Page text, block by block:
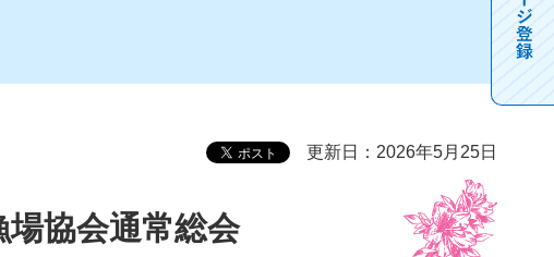
更新日：2026年5月25日
協会通常総会